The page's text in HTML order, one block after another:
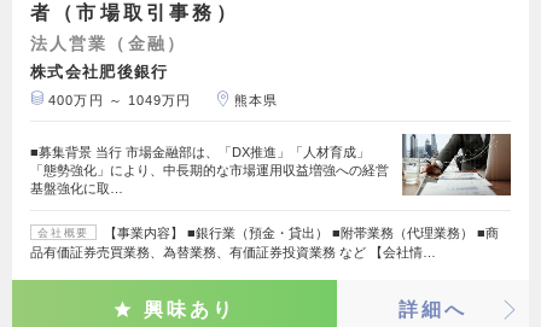
者（市場取引事務）
法人営業（金融）
株式会社肥後銀行
400万円 ～ 1049万円 熊本県
■募集背景 当行 市場金融部は、「DX推進」「人材育成」
「態勢強化」により、中長期的な市場運用収益増強への経営
基盤強化に取…
会社概要
【事業内容】 ■銀行業（預金・貸出） ■附帯業務（代理業務） ■商
品有価証券売買業務、為替業務、有価証券投資業務 など 【会社情…
興味あり 詳細へ